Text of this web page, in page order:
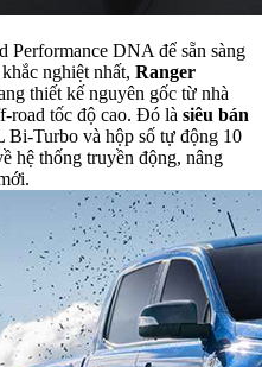
Performance DNA để sẵn sàng
nghiệt nhất, Ranger
thiết kế nguyên gốc từ nhà
road tốc độ cao. Đó là siêu bán
Bi-Turbo và hộp số tự động 10
hệ thống truyền động, nâng